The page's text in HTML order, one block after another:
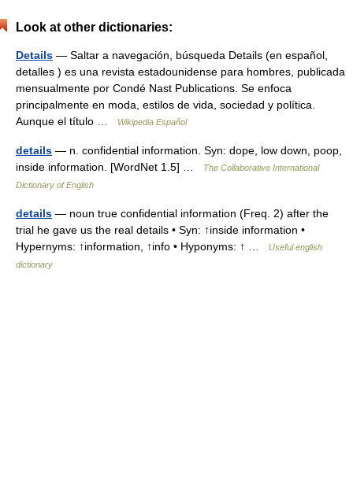
Look at other dictionaries:
Details — Saltar a navegación, búsqueda Details (en español,
detalles ) es una revista estadounidense para hombres, publicada
mensualmente por Condé Nast Publications. Se enfoca
principalmente en moda, estilos de vida, sociedad y política.
Aunque el título …
Wikipedia Español
details — n. confidential information. Syn: dope, low down, poop,
inside information. [WordNet 1.5] …
The Collaborative International
Dictionary of English
details — noun true confidential information (Freq. 2) after the
trial he gave us the real details • Syn: ↑inside information •
Hypernyms: ↑information, ↑info • Hyponyms: ↑ …
Useful english
dictionary